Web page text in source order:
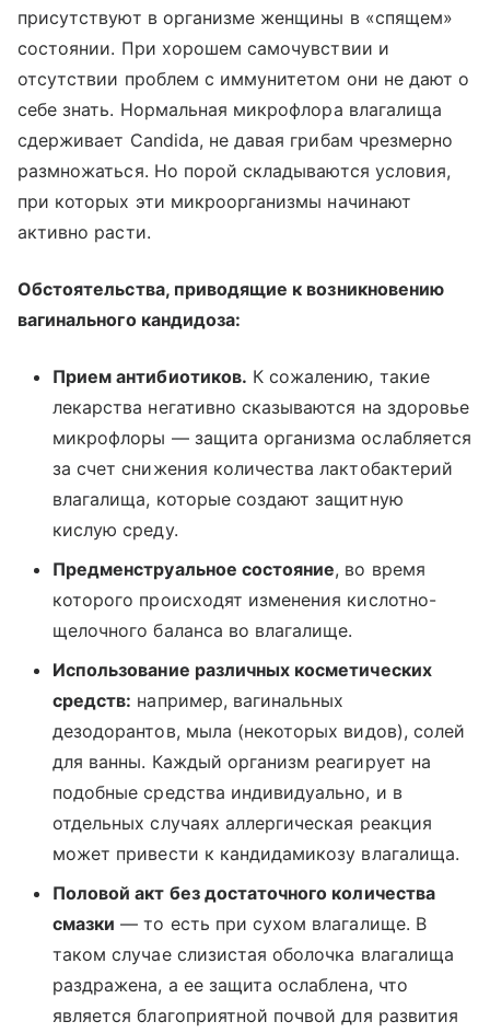
присутствуют в организме женщины в «спящем»
состоянии. При хорошем самочувствии и
отсутствии проблем с иммунитетом они не дают о
себе знать. Нормальная микрофлора влагалища
сдерживает Candida, не давая грибам чрезмерно
размножаться. Но порой складываются условия,
при которых эти микроорганизмы начинают
активно расти.
Обстоятельства, приводящие к возникновению
вагинального кандидоза:
Прием антибиотиков. К сожалению, такие
лекарства негативно сказываются на здоровье
микрофлоры — защита организма ослабляется
за счет снижения количества лактобактерий
влагалища, которые создают защитную
кислую среду.
Предменструальное состояние, во время
которого происходят изменения кислотно-
щелочного баланса во влагалище.
Использование различных косметических
средств: например, вагинальных
дезодорантов, мыла (некоторых видов), солей
для ванны. Каждый организм реагирует на
подобные средства индивидуально, и в
отдельных случаях аллергическая реакция
может привести к кандидамикозу влагалища.
Половой акт без достаточного количества
смазки — то есть при сухом влагалище. В
таком случае слизистая оболочка влагалища
раздражена, а ее защита ослаблена, что
является благоприятной почвой для развития